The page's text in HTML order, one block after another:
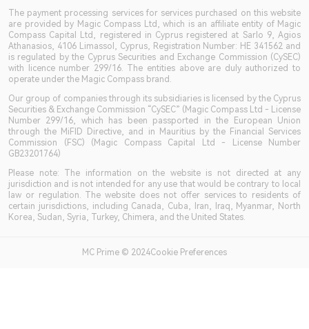
The payment processing services for services purchased on this website
are provided by Magic Compass Ltd, which is an affiliate entity of Magic
Compass Capital Ltd, registered in Cyprus registered at Sarlo 9, Agios
Athanasios, 4106 Limassol, Cyprus, Registration Number: HE 341562 and
is regulated by the Cyprus Securities and Exchange Commission (CySEC)
with licence number 299/16. The entities above are duly authorized to
operate under the Magic Compass brand.
Our group of companies through its subsidiaries is licensed by the Cyprus
Securities & Exchange Commission “CySEC” (Magic Compass Ltd - License
Number 299/16, which has been passported in the European Union
through the MiFID Directive, and in Mauritius by the Financial Services
Commission (FSC) (Magic Compass Capital Ltd - License Number
GB23201764)
Please note: The information on the website is not directed at any
jurisdiction and is not intended for any use that would be contrary to local
law or regulation. The website does not offer services to residents of
certain jurisdictions, including Canada, Cuba, Iran, Iraq, Myanmar, North
Korea, Sudan, Syria, Turkey, Chimera, and the United States.
MC Prime © 2024Cookie Preferences